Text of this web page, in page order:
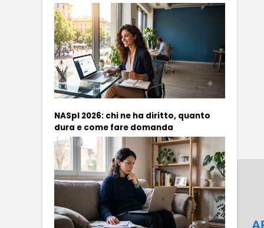
NASpI 2026: chi ne ha diritto, quanto
dura e come fare domanda